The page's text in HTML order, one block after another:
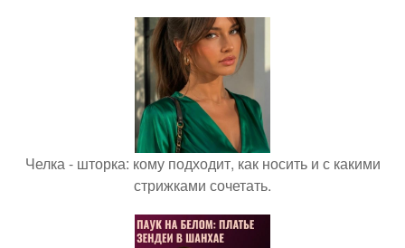
Челка - шторка: кому подходит, как носить и с какими
стрижками сочетать.